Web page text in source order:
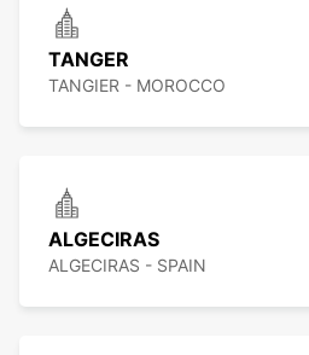
TANGER
TANGIER - MOROCCO
ALGECIRAS
ALGECIRAS - SPAIN